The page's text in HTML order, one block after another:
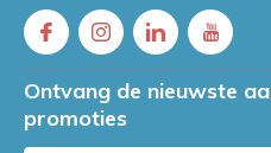
Ontvang de nieuwste
promoties